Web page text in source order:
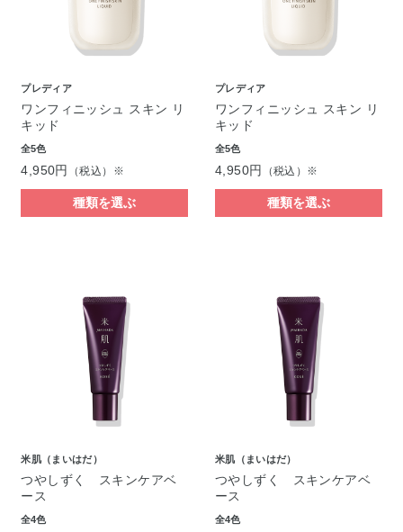
プレディア
ワンフィニッシュ スキン リ
キッド
全5色
4,950円 （税込）※
種類を選ぶ
プレディア
ワンフィニッシュ スキン リ
キッド
全5色
4,950円 （税込）※
種類を選ぶ
米肌（まいはだ）
つやしずく スキンケアベ
ース
全4色
米肌（まいはだ）
つやしずく スキンケアベ
ース
全4色